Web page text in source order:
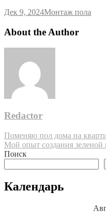
Дек 9, 2024Монтаж пола
About the Author
Redactor
Навигация
по
Поменяю пол дома на
Мой опыт создания
Поиск
Календарь